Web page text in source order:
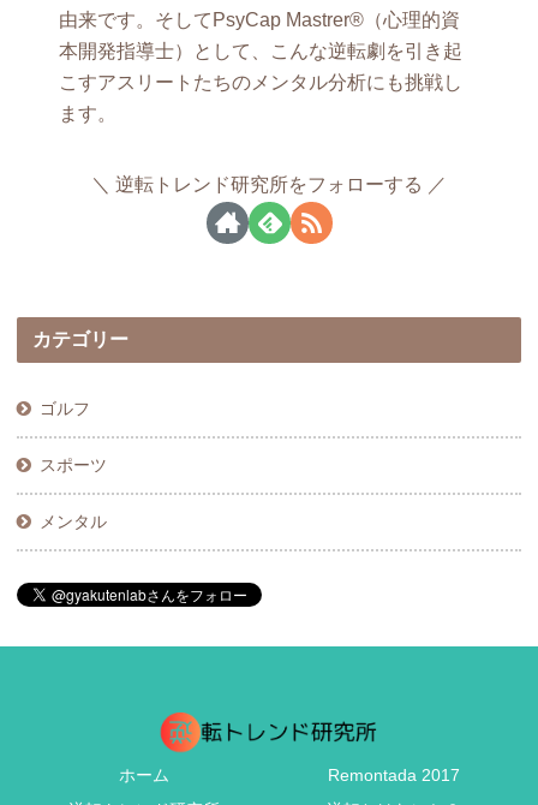
由来です。そしてPsyCap Mastrer®（心理的資
本開発指導士）として、こんな逆転劇を引き起
こすアスリートたちのメンタル分析にも挑戦し
ます。
逆転トレンド研究所をフォローする
カテゴリー
ゴルフ
スポーツ
メンタル
ホーム
Remontada 2017